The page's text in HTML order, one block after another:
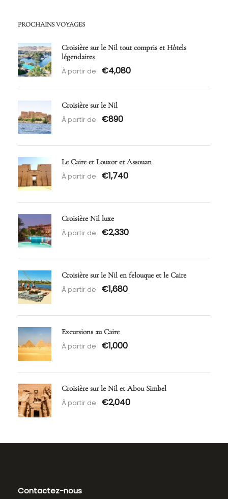
PROCHAINS VOYAGES
Croisière sur le Nil tout compris et Hôtels
légendaires
À partir de €4,080
Croisière sur le Nil
À partir de €890
Le Caire et Louxor et Assouan
À partir de €1,740
Croisière Nil luxe
À partir de €2,330
Croisière sur le Nil en felouque et le Caire
À partir de €1,680
Excursions au Caire
À partir de €1,000
Croisière sur le Nil et Abou Simbel
À partir de €2,040
Contactez-nous